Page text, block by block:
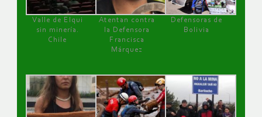
Valle de Elqui
sin minería.
Chile
Atentan contra
la Defensora
Francisca
Márquez
Defensoras de
Bolivia